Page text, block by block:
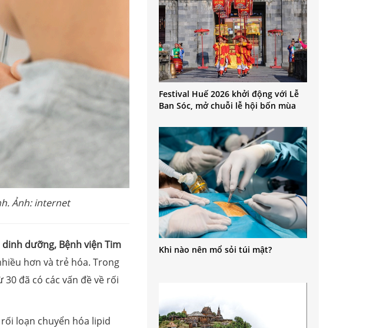
Ảnh: internet
dinh dưỡng, Bệnh viện Tim
hơn và trẻ hóa. Trong
đã có các vấn đề về rối
loạn chuyển hóa lipid
Festival Huế 2026 khởi động với Lễ
Ban Sóc, mở chuỗi lễ hội bốn mùa
Khi nào nên mổ sỏi túi mật?